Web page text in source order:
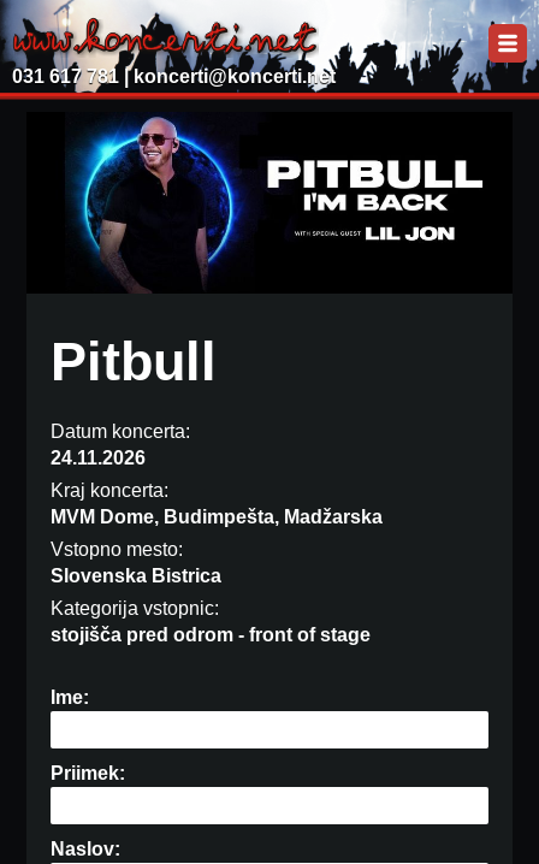
031 617 781 | koncerti@koncerti.net
Pitbull
Datum koncerta:
24.11.2026
Kraj koncerta:
MVM Dome, Budimpešta, Madžarska
Vstopno mesto:
Slovenska Bistrica
Kategorija vstopnic:
stojišča pred odrom - front of stage
Ime:
Priimek:
Naslov: